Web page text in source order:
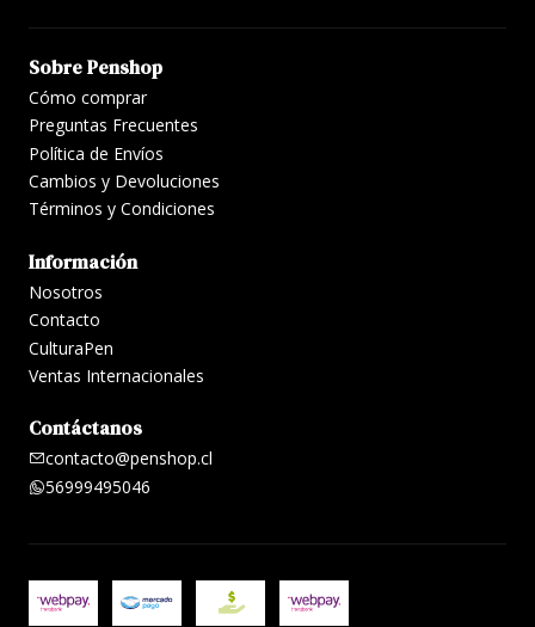
Sobre Penshop
Cómo comprar
Preguntas Frecuentes
Política de Envíos
Cambios y Devoluciones
Términos y Condiciones
Información
Nosotros
Contacto
CulturaPen
Ventas Internacionales
Contáctanos
contacto@penshop.cl
56999495046